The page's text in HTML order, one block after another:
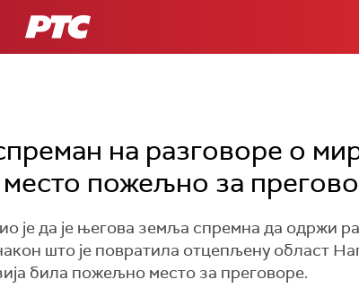
РТС
на разговоре о
место пожељно за
је да је његова земља спремна да одржи
што је повратила отцепљену област
била пожељно место за преговоре.